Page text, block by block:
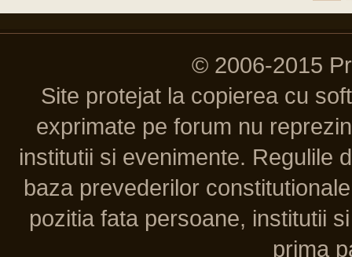
© 2006-2015
Site protejat la copierea cu
exprimate pe forum nu
institutii si evenimente. Regulile
baza prevederilor
pozitia fata persoane, institutii
prima